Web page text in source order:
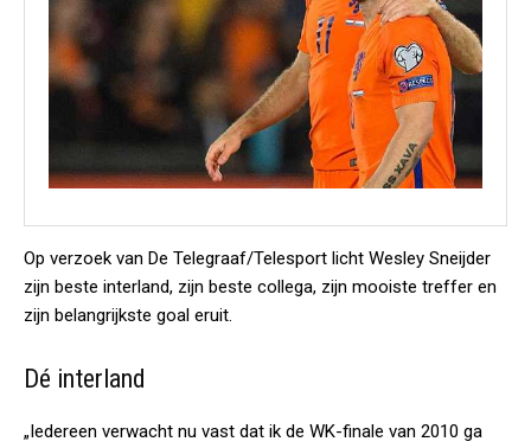
Op verzoek van De Telegraaf/Telesport licht Wesley Sneijder
zijn beste interland, zijn beste collega, zijn mooiste treffer en
zijn belangrijkste goal eruit.
Dé interland
„Iedereen verwacht nu vast dat ik de WK-finale van 2010 ga